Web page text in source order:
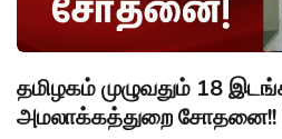
தமிழகம் முழுவதும் 18
அமலாக்கத்துறை சோதனை!!